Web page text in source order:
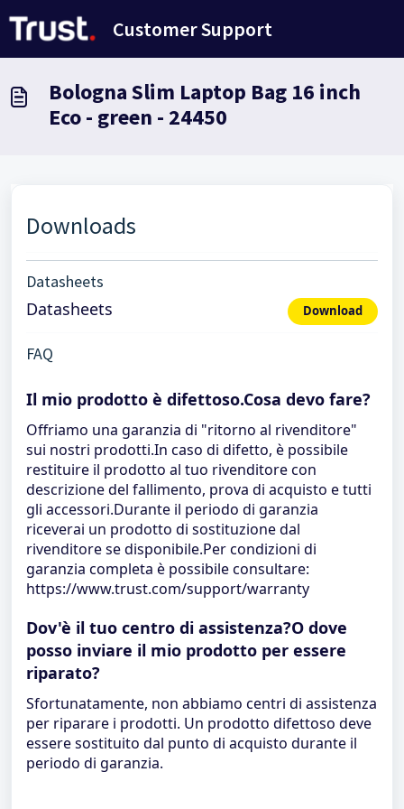
Customer Support
Bologna Slim Laptop Bag 16 inch
Eco - green - 24450
Downloads
Datasheets
Datasheets Download
FAQ
Il mio prodotto è difettoso.Cosa devo fare?
Offriamo una garanzia di "ritorno al rivenditore"
sui nostri prodotti.In caso di difetto, è possibile
restituire il prodotto al tuo rivenditore con
descrizione del fallimento, prova di acquisto e tutti
gli accessori.Durante il periodo di garanzia
riceverai un prodotto di sostituzione dal
rivenditore se disponibile.Per condizioni di
garanzia completa è possibile consultare:
https://www.trust.com/support/warranty
Dov'è il tuo centro di assistenza?O dove
posso inviare il mio prodotto per essere
riparato?
Sfortunatamente, non abbiamo centri di assistenza
per riparare i prodotti. Un prodotto difettoso deve
essere sostituito dal punto di acquisto durante il
periodo di garanzia.